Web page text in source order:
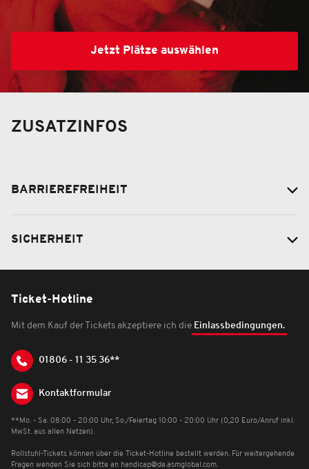
Jetzt Plätze auswählen
ZUSATZINFOS
BARRIEREFREIHEIT
SICHERHEIT
Ticket-Hotline
Mit dem Kauf der Tickets akzeptiere ich die Einlassbedingungen.
01806 - 11 35 36**
Kontaktformular
**Mo. - Sa. 08:00 - 20:00 Uhr, So./Feiertag 10:00 - 20:00 Uhr (0,20 Euro/Anruf inkl.
MwSt. aus allen Netzen).
Rollstuhl-Tickets können über die Ticket-Hotline bestellt werden. Für weitergehende
Fragen wenden Sie sich bitte an handicap@de.asmglobal.com.